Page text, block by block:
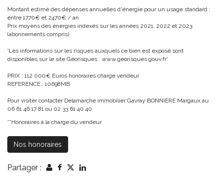
Montant estimé des dépenses annuelles d'énergie pour un usage standard :
entre 1770€ et 2470€ / an
Prix moyens des énergies indexés sur les années 2021, 2022 et 2023
(abonnements compris)
'Les informations sur les risques auxquels ce bien est exposé sont
disponibles sur le site Géorisques : www.georisques.gouv.fr'
PRIX : 112 000€ Euros honoraires charge vendeur
REFERENCE : 10698MB
Pour visiter contacter Delamarche immobilier Gavray BONNIERE Margaux au
06 61 46 17 81 ou 02 33 61 40 40
**Honoraires à la charge du vendeur
Nos honoraires
Partager :